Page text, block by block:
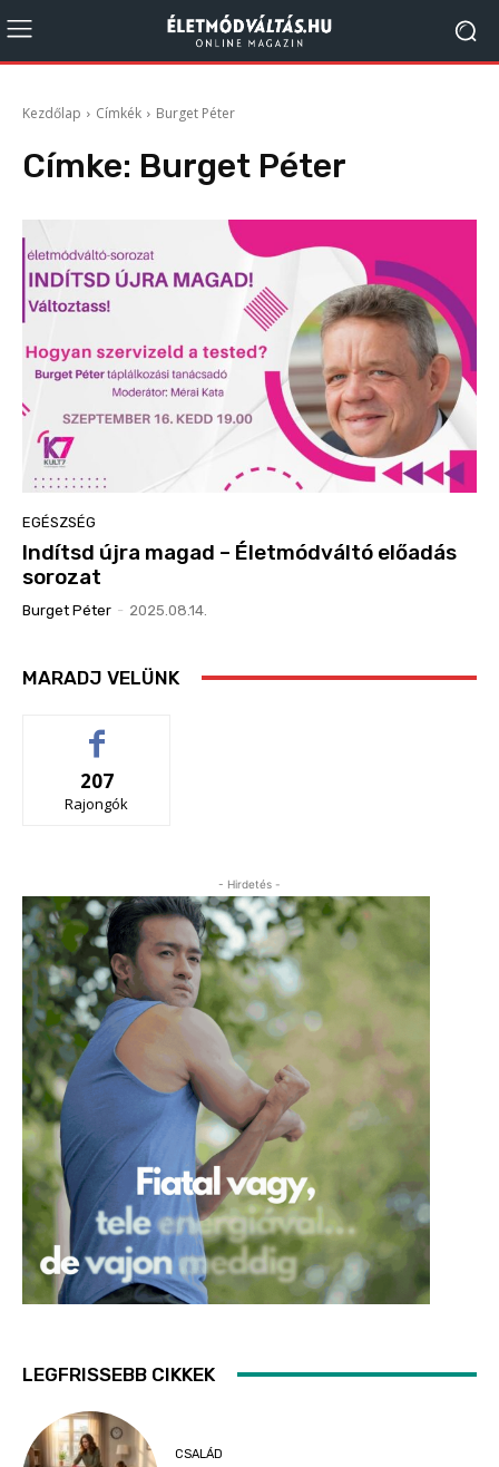
Kezdőlap Címkék Burget Péter
Címke: Burget Péter
EGÉSZSÉG
Indítsd újra magad – Életmódváltó előadás
sorozat
Burget Péter - 2025.08.14.
MARADJ VELÜNK
207
Rajongók
- Hirdetés -
LEGFRISSEBB CIKKEK
CSALÁD